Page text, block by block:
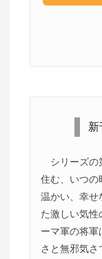
新
シリーズの
住む、いつの
温かい、幸せ
た激しい気性
ーマ軍の将軍
さと無邪気